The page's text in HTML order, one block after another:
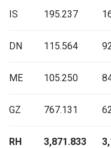
IS 195.237
DN 115.564
ME 105.250
GZ 767.131
RH 3,871.833